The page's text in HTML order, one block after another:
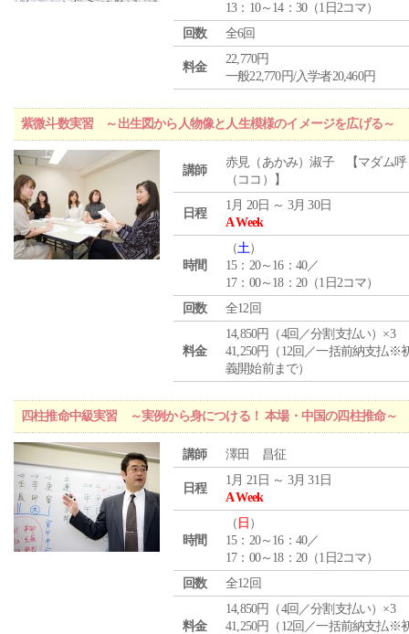
13：10～14：30（1日2コマ）
回数
全6回
料金
22,770円
一般22,770円/入学者20,460円
紫微斗数実習 ～出生図から人物像と人生模様のイメージを広げる～
講師
赤見（あかみ）淑子 【マダム呼
（ココ）】
日程
1月 20日 ～ 3月 30日
A Week
時間
（土）
15：20～16：40／
17：00～18：20（1日2コマ）
回数
全12回
料金
14,850円（4回／分割支払い）×3
41,250円（12回／一括前納支払※
義開始前まで）
四柱推命中級実習 ～実例から身につける！ 本場・中国の四柱推命～
講師 澤田 昌征
日程
1月 21日 ～ 3月 31日
A Week
時間
（ 日 ）
15：20～16：40／
17：00～18：20（1日2コマ）
回数
全12回
料金
14,850円（4回／分割支払い）×3
41,250円（12回／一括前納支払※